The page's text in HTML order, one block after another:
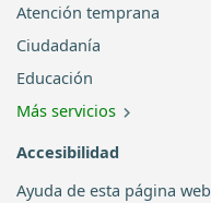
Atención temprana
Ciudadanía
Educación
Más servicios
Accesibilidad
Ayuda de esta página web